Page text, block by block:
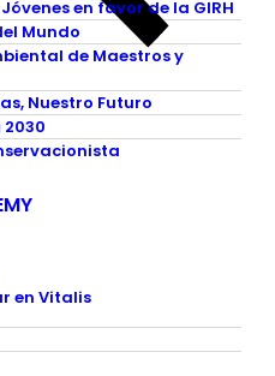
en favor de la GIRH
Mundo
de Maestros y
Nuestro Futuro
2030
en Vitalis